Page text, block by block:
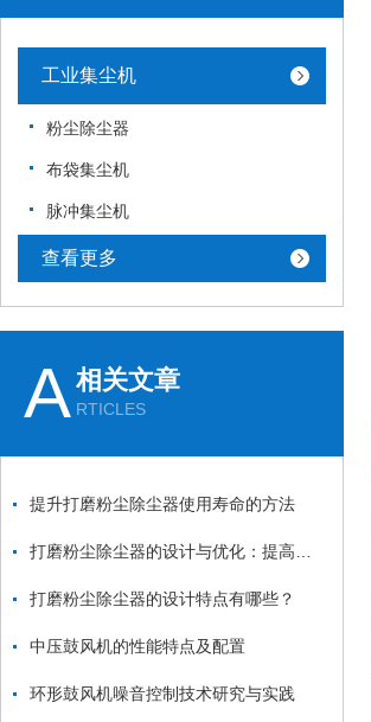
工业集尘机
粉尘除尘器
布袋集尘机
脉冲集尘机
查看更多
A相关文章
RTICLES
提升打磨粉尘除尘器使用寿命的方法
打磨粉尘除尘器的设计特点有哪些？
中压鼓风机的性能特点及配置
环形鼓风机噪音控制技术研究与实践